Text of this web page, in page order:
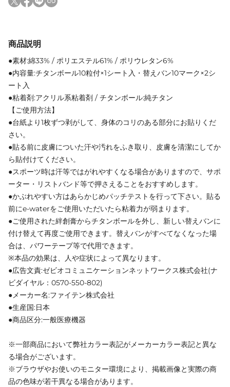
商品説明
●素材:綿33% / ポリエステル61% / ポリウレタン6%
●内容量:チタンボール10粒付×1シート入・替えバン10マーク×2シ
ート入
●粘着剤:アクリル系粘着剤 / チタンボール:純チタン
【ご使用方法】
●台紙より1枚ずつ剥がして、身体のコリのある部分にお貼りくだ
さい。
●貼る前に皮膚についた汗や汚れをふき取り、皮膚を清潔にしてか
ら貼付けてください。
●スポーツ時は汗等ではがれやすくなる場合がありますので、サポ
ーター・リストバンド等で押さえることをおすすめします。
●かぶれやすい方はあらかじめパッチテストを行って下さい。貼る
前にe-waterをご使用いただいたら粘着力が弱まります。
●ご使用された絆創膏からチタンボールを外し、新しい替えバンに
付け替えて再度ご使用できます。替えバンがすべてなくなった場
合は、パワーテープ等で代用できます。
※本品の効果は、人や症状によって異なります。
●広告文責:ゼビオコミュニケーションネットワークス株式会社(ナ
ビダイヤル：0570-550-802)
●メーカー名:ファイテン株式会社
●生産国:日本
●商品区分:一般医療機器
※一部商品において弊社カラー表記がメーカーカラー表記と異な
る場合がございます。
※ブラウザやお使いのモニター環境により、掲載画像と実際の商
品の色味が若干異なる場合があります。